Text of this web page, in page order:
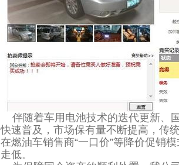
伴随着车用电池技术的迭代更新、
快速普及，市场保有量不断提高，传
在燃油车销售商“一口价”等降价促销
走低。